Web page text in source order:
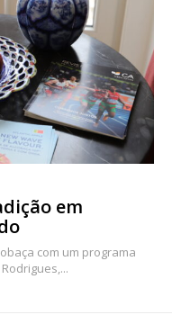
em
com um programa